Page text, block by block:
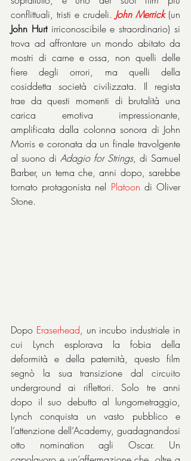
conflittuali, tristi e crudeli. John Merrick
John Hurt irriconoscibile e straordinario) si
trova ad affrontare un mondo abitato da
mostri di carne e ossa, non quelli delle
fiere degli orrori, ma quelli della
cosiddetta società civilizzata. Il regista
trae da questi momenti di brutalità una
carica emotiva impressionante,
amplificata dalla colonna sonora di John
Morris e coronata da un finale travolgente
al suono di Adagio for Strings, di Samuel
Barber, un tema che, anni dopo, sarebbe
tornato protagonista nel Platoon di Oliver
Stone.
Dopo Eraserhead, un incubo industriale in
cui Lynch esplorava la fobia della
deformità e della paternità, questo film
segnò la sua transizione dal circuito
underground ai riflettori. Solo tre anni
dopo il suo debutto al lungometraggio,
Lynch conquista un vasto pubblico e
l’attenzione dell’Academy, guadagnandosi
otto nomination agli Oscar. Un